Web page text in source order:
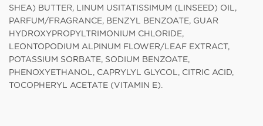
SHEA) BUTTER, LINUM USITATISSIMUM (LINSEED) OIL,
PARFUM/FRAGRANCE, BENZYL BENZOATE, GUAR
HYDROXYPROPYLTRIMONIUM CHLORIDE,
LEONTOPODIUM ALPINUM FLOWER/LEAF EXTRACT,
POTASSIUM SORBATE, SODIUM BENZOATE,
PHENOXYETHANOL, CAPRYLYL GLYCOL, CITRIC ACID,
TOCOPHERYL ACETATE (VITAMIN E).